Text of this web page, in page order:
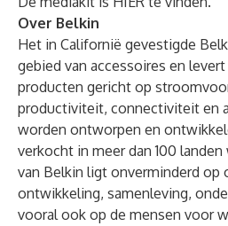
Over Belkin
Het in Californië gevestigde
gebied van accessoires en
producten gericht op
productiviteit, connectiviteit en
worden ontworpen en
verkocht in meer dan 100
van Belkin ligt onverminderd op
ontwikkeling, samenleving,
vooral ook op de mensen voor